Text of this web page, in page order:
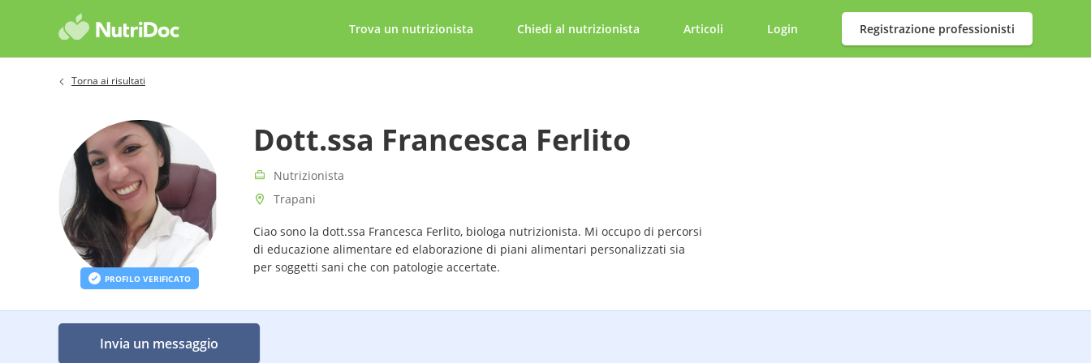
Trova un nutrizionista Chiedi al nutrizionista Articoli Login Registrazione professionisti
Torna ai risultati
PROFILO VERIFICATO
Dott.ssa Francesca Ferlito
Nutrizionista
Trapani
Ciao sono la dott.ssa Francesca Ferlito, biologa nutrizionista. Mi occupo di percorsi
di educazione alimentare ed elaborazione di piani alimentari personalizzati sia
per soggetti sani che con patologie accertate.
Invia un messaggio